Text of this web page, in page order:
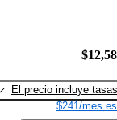
El precio incluye tasas
$241/mes